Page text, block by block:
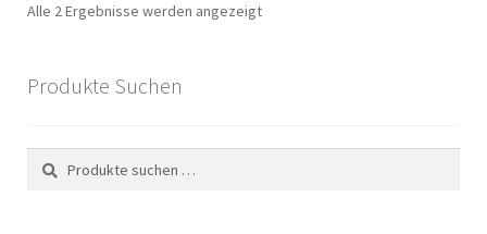
Alle 2 Ergebnisse werden angezeigt
Produkte Suchen
Suchen
nach:
Suchen